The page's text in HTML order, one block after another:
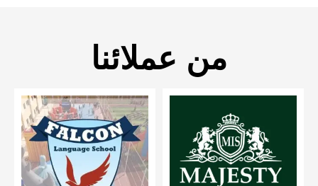
من عملائنا